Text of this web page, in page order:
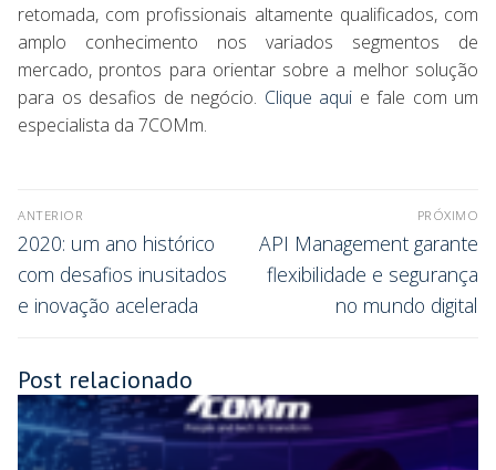
retomada, com profissionais altamente qualificados, com
amplo conhecimento nos variados segmentos de
mercado, prontos para orientar sobre a melhor solução
para os desafios de negócio. Clique aqui e fale com um
especialista da 7COMm.
ANTERIOR
2020: um ano histórico
com desafios inusitados
e inovação acelerada
PRÓXIMO
API Management garante
flexibilidade e segurança
no mundo digital
Post relacionado